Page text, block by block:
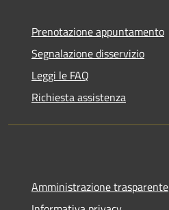
Prenotazione appuntamento
Segnalazione disservizio
Leggi le FAQ
Richiesta assistenza
Amministrazione trasparente